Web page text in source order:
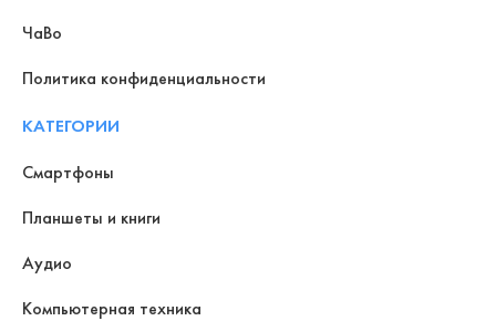
ЧаВо
Политика конфиденциальности
КАТЕГОРИИ
Смартфоны
Планшеты и книги
Аудио
Компьютерная техника